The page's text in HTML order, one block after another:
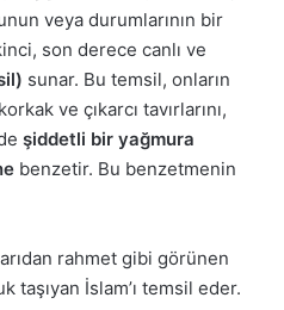
veya durumlarının bir
son derece canlı ve
sunar. Bu temsil, onların
ve çıkarcı tavırlarını,
şiddetli bir yağmura
benzetir. Bu benzetmenin
rahmet gibi görünen
taşıyan İslam’ı temsil eder.